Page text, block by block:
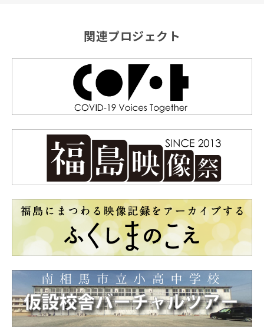
関連プロジェクト